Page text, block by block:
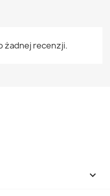
żadnej recenzji.
